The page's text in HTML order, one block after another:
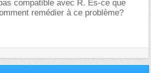
compatible avec R. Es-ce que
remédier à ce problème?